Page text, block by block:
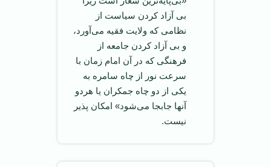
بی آزاد کردن سیاست از
نظامی که ولایت فقیه می‌آورد،
و بی آزاد کردن جامعه از
فرهنگی که در آن امام زمان با
سرعت نور از چاه سامره به
یکی از دو چاه جمکران یا هردو
آنها جابجا می‌شود» امکان پذیر
نیست.